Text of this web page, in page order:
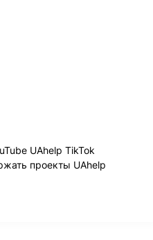
UAhelp TikTok
проекты UAhelp